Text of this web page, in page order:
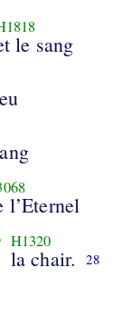
le sang
l’Eternel
H1320
la chair. 28